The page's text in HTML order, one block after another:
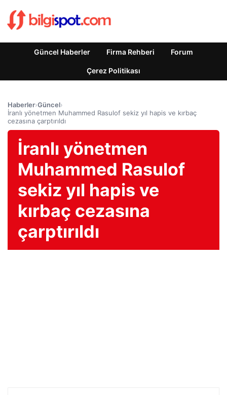
Güncel Haberler Firma Rehberi Forum
Çerez Politikası
Haberler›Güncel›
İranlı yönetmen Muhammed Rasulof sekiz yıl hapis ve kırbaç
cezasına çarptırıldı
İranlı yönetmen
Muhammed Rasulof
sekiz yıl hapis ve
kırbaç cezasına
çarptırıldı